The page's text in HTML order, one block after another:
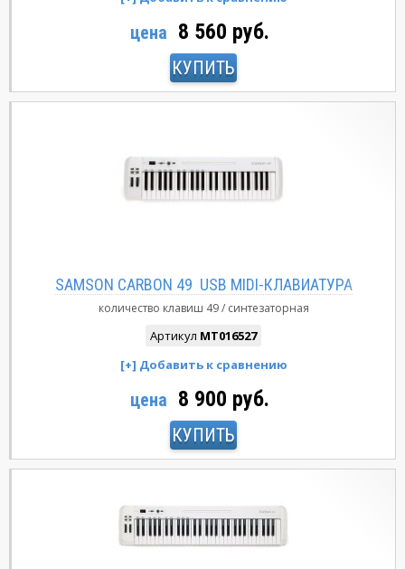
цена 8 560 руб.
КУПИТЬ
SAMSON CARBON 49 USB MIDI-КЛАВИАТУРА
количество клавиш 49 синтезаторная
Артикул MT016527
цена 8 900 руб.
КУПИТЬ